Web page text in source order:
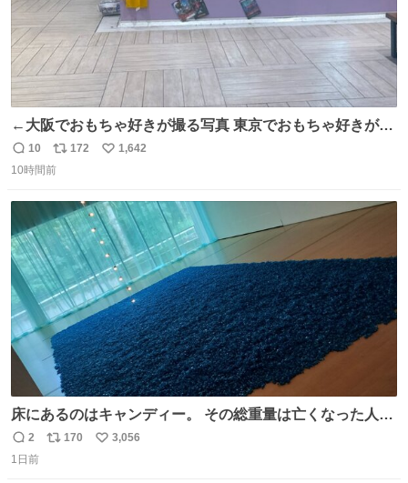
←大阪でおもちゃ好きが撮る写真 東京でおもちゃ好きが撮
る写真→
返
信
10
リ
ポ
ト
数
172
い
数
1,642
10時間前
床にあるのはキャンディー。 その総重量は亡くなった人と
同等の重さだそうです。 鑑賞者は一つ持ち帰れますが、亡
くなった人の一部を持ち帰っているような感覚になりまし
返
信
2
リ
170
い
3,056
1日前